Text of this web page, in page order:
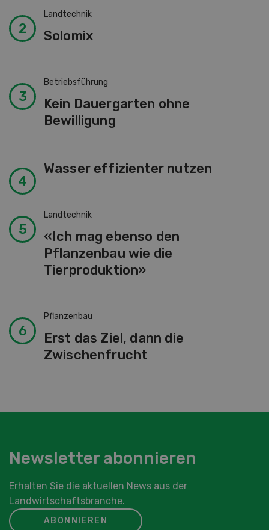
Landtechnik
Solomix
Betriebsführung
Kein Dauergarten ohne
Bewilligung
Wasser effizienter nutzen
Landtechnik
«Ich mag ebenso den
Pflanzenbau wie die
Tierproduktion»
Pflanzenbau
Erst das Ziel, dann die
Zwischenfrucht
Newsletter abonnieren
Erhalten Sie die aktuellen News aus der
Landwirtschaftsbranche.
ABONNIEREN